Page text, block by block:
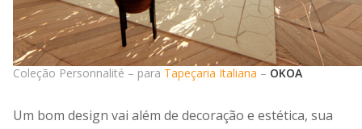
Coleção Personnalité – para Tapeçaria Italiana – OKOA
Um bom design vai além de decoração e estética, sua